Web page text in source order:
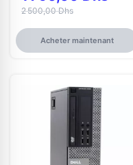
2 500,00 Dhs
Acheter maintenant